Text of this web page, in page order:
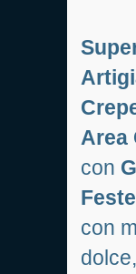
Area
con
con